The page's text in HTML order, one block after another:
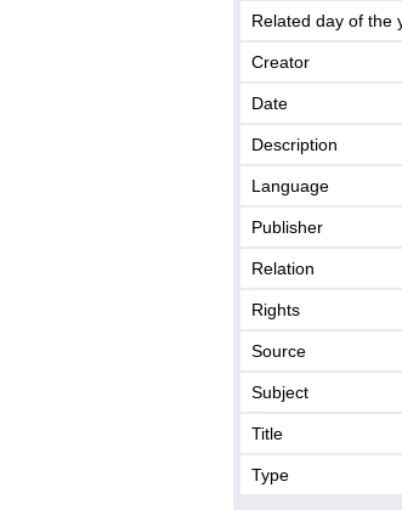
Related day of the
Creator
Date
Description
Language
Publisher
Relation
Rights
Source
Subject
Title
Type